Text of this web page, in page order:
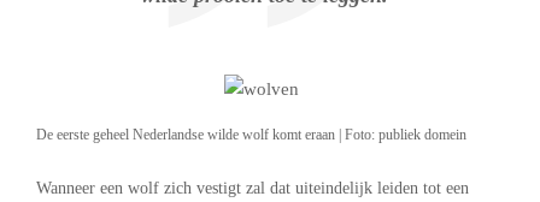
De eerste geheel Nederlandse wilde wolf komt eraan | Foto: publiek domein
Wanneer een wolf zich vestigt zal dat uiteindelijk leiden tot een